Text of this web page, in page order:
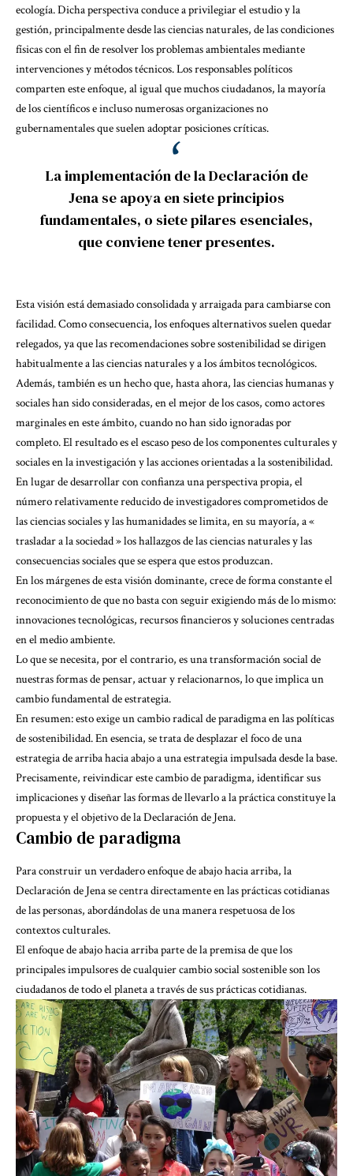
ecología. Dicha perspectiva conduce a privilegiar el estudio y la
gestión, principalmente desde las ciencias naturales, de las condiciones
físicas con el fin de resolver los problemas ambientales mediante
intervenciones y métodos técnicos. Los responsables políticos
comparten este enfoque, al igual que muchos ciudadanos, la mayoría
de los científicos e incluso numerosas organizaciones no
gubernamentales que suelen adoptar posiciones críticas.
La implementación de la Declaración de
Jena se apoya en siete principios
fundamentales, o siete pilares esenciales,
que conviene tener presentes.
Esta visión está demasiado consolidada y arraigada para cambiarse con
facilidad. Como consecuencia, los enfoques alternativos suelen quedar
relegados, ya que las recomendaciones sobre sostenibilidad se dirigen
habitualmente a las ciencias naturales y a los ámbitos tecnológicos.
Además, también es un hecho que, hasta ahora, las ciencias humanas y
sociales han sido consideradas, en el mejor de los casos, como actores
marginales en este ámbito, cuando no han sido ignoradas por
completo. El resultado es el escaso peso de los componentes culturales y
sociales en la investigación y las acciones orientadas a la sostenibilidad.
En lugar de desarrollar con confianza una perspectiva propia, el
número relativamente reducido de investigadores comprometidos de
las ciencias sociales y las humanidades se limita, en su mayoría, a «
trasladar a la sociedad » los hallazgos de las ciencias naturales y las
consecuencias sociales que se espera que estos produzcan.
En los márgenes de esta visión dominante, crece de forma constante el
reconocimiento de que no basta con seguir exigiendo más de lo mismo:
innovaciones tecnológicas, recursos financieros y soluciones centradas
en el medio ambiente.
Lo que se necesita, por el contrario, es una transformación social de
nuestras formas de pensar, actuar y relacionarnos, lo que implica un
cambio fundamental de estrategia.
En resumen: esto exige un cambio radical de paradigma en las políticas
de sostenibilidad. En esencia, se trata de desplazar el foco de una
estrategia de arriba hacia abajo a una estrategia impulsada desde la base.
Precisamente, reivindicar este cambio de paradigma, identificar sus
implicaciones y diseñar las formas de llevarlo a la práctica constituye la
propuesta y el objetivo dela Declaración de Jena.
Cambio de paradigma
Para construir un verdadero enfoque de abajo hacia arriba, la
Declaración de Jena se centra directamente en las prácticas cotidianas
de las personas, abordándolas de una manera respetuosa de los
contextos culturales.
El enfoque de abajo hacia arriba parte de la premisa de que los
principales impulsores de cualquier cambio social sostenible son los
ciudadanos de todo el planeta a través de sus prácticas cotidianas.